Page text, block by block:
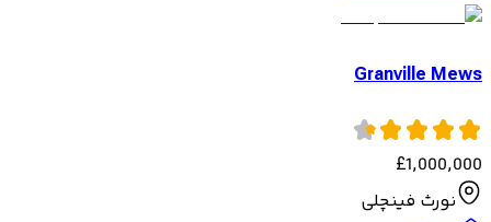
Granville Mews
£1,000,000
نورث فینچلی